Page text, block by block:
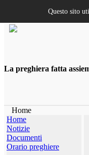
La preghiera fatta
Home
Home
Notizie
Documenti
Orario preghiere
Questo sito